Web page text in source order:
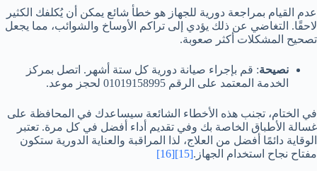
عدم القيام بمراجعة دورية للجهاز هو خطأ شائع يمكن أن يُكلفك الكثير
لاحقًا. التغاضي عن ذلك يؤدي إلى تراكم الأوساخ والشوائب، مما يجعل
تصحيح المشكلات أكثر صعوبة.
نصيحة: قم بإجراء صيانة دورية كل ستة أشهر. اتصل بمركز
الخدمة المعتمد على الرقم 01019158995 لحجز موعد.
في الختام، تجنب هذه الأخطاء الشائعة سيساعدك في المحافظة على
غسالة الأطباق الخاصة بك وفي تقديم أداء أفضل في كل مرة. تعتبر
الوقاية دائمًا أفضل من العلاج، لذا المراقبة والعناية الدورية ستكون
مفتاح نجاح استخدام الجهاز.[15]
[16]